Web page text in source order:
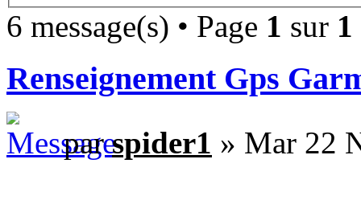
6 message(s) • Page 1 sur 1
Renseignement Gps
parspider1 » Mar 22